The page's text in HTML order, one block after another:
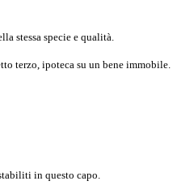
stessa specie e qualità.
terzo, ipoteca su un bene immobile.
in questo capo.